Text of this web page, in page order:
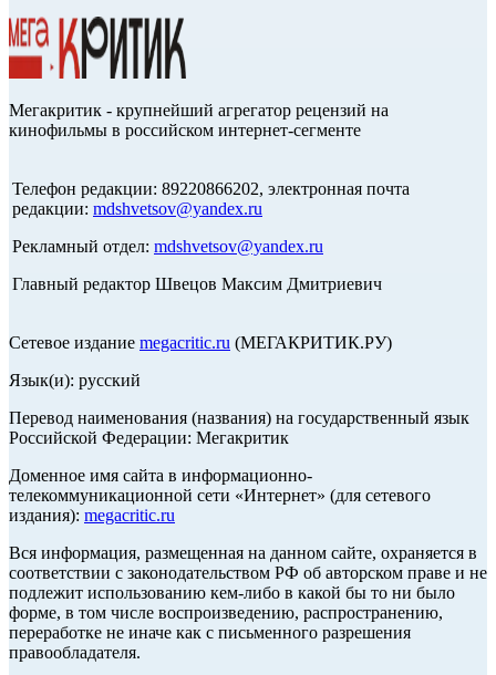
Мегакритик - крупнейший агрегатор рецензий на
кинофильмы в российском интернет-сегменте
Телефон редакции: 89220866202, электронная почта
редакции: mdshvetsov@yandex.ru
Рекламный отдел: mdshvetsov@yandex.ru
Главный редактор Швецов Максим Дмитриевич
Сетевое издание megacritic.ru (МЕГАКРИТИК.РУ)
Язык(и): русский
Перевод наименования (названия) на государственный язык
Российской Федерации: Мегакритик
Доменное имя сайта в информационно-
телекоммуникационной сети «Интернет» (для сетевого
издания): megacritic.ru
Вся информация, размещенная на данном сайте, охраняется в
соответствии с законодательством РФ об авторском праве и не
подлежит использованию кем-либо в какой бы то ни было
форме, в том числе воспроизведению, распространению,
переработке не иначе как с письменного разрешения
правообладателя.